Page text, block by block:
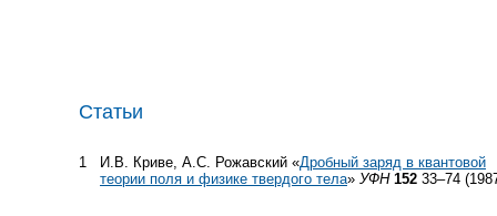
Статьи
1 И.В. Криве, А.С. Рожавский «Дробный заряд в квантовой
теории поля и физике твердого тела» УФН 152 33–74